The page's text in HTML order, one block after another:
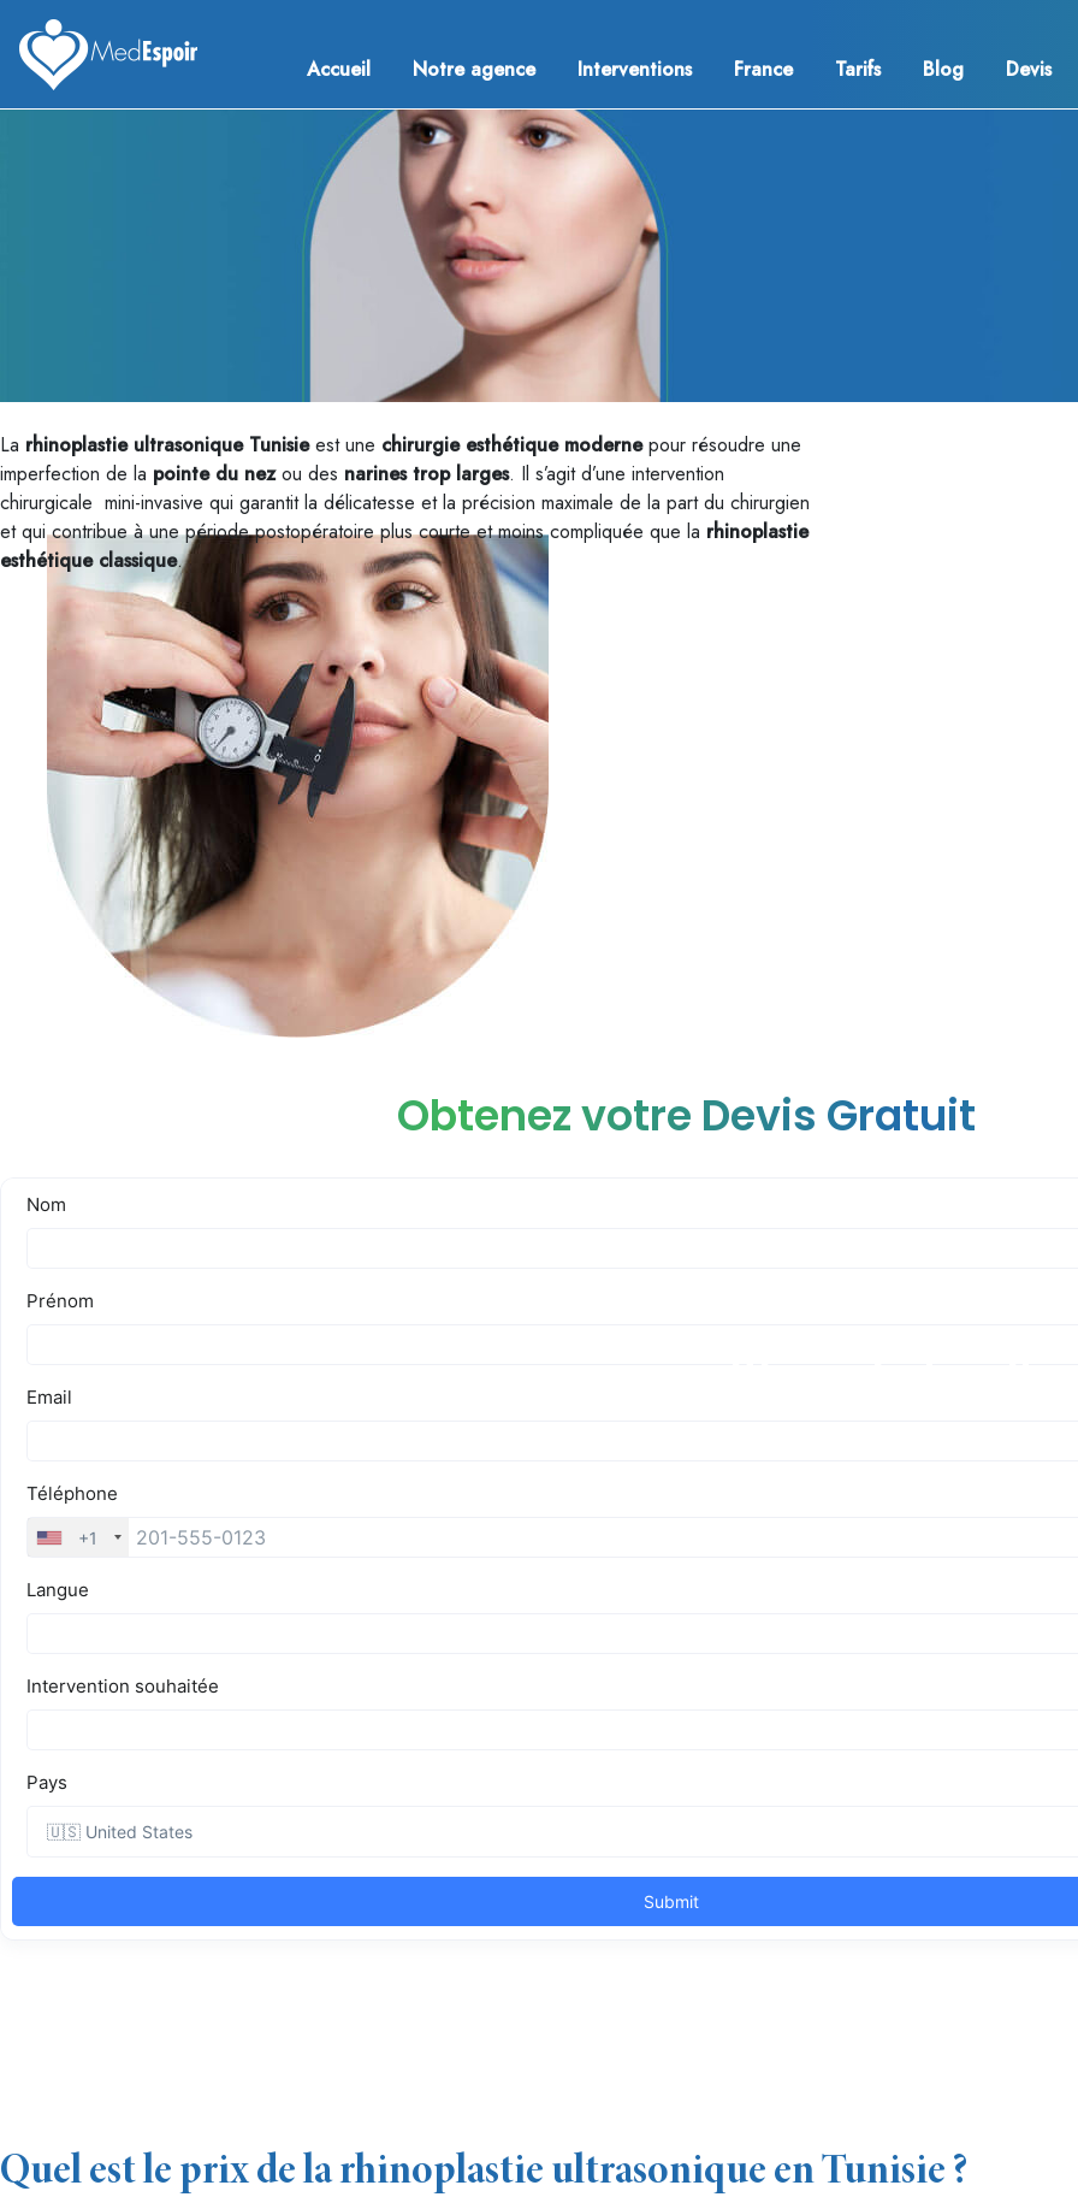
content
Medespoir France
Chirurgie esthetique Tunisie
Accueil Notre agence Interventions France Tarifs Blog Devis
La rhinoplastie ultrasonique Tunisieest une chirurgie esthétique modernepour résoudre une
imperfection de la pointe du nezou des narines trop larges. Il s’agit d’une intervention
chirurgicale mini-invasive qui garantit la délicatesse et la précision maximale de la part du chirurgien
et qui contribue à une période postopératoire plus courte et moins compliquée que la rhinoplastie
esthétique classique.
Obtenez votre Devis Gratuit
Quel est le prix de la rhinoplastie ultrasonique en Tunisie ?